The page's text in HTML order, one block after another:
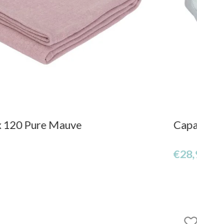
120 Pure Mauve
€